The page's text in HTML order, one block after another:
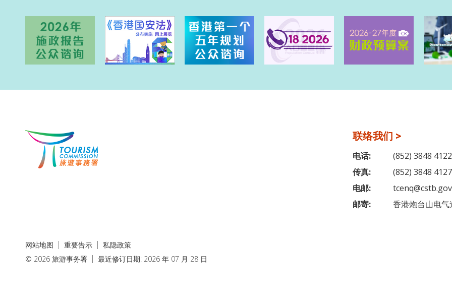
联络我们 >
电话:
(852) 3848 4122
传真:
(852) 3848 4127
电邮:
邮寄:
香港炮台山电
网站地图 重要告示
私隐政策
© 2026 旅游事务署
最近修订日期: 2026 年 07 月 28 日